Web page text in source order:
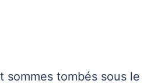
sommes tombés sous le